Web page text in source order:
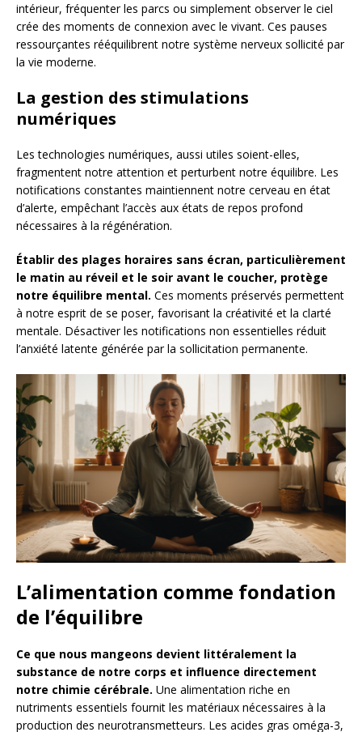
intérieur, fréquenter les parcs ou simplement observer le ciel
crée des moments de connexion avec le vivant. Ces pauses
ressourçantes rééquilibrent notre système nerveux sollicité par
la vie moderne.
La gestion des stimulations
numériques
Les technologies numériques, aussi utiles soient-elles,
fragmentent notre attention et perturbent notre équilibre. Les
notifications constantes maintiennent notre cerveau en état
d’alerte, empêchant l’accès aux états de repos profond
nécessaires à la régénération.
Établir des plages horaires sans écran, particulièrement
le matin au réveil et le soir avant le coucher, protège
notre équilibre mental. Ces moments préservés permettent
à notre esprit de se poser, favorisant la créativité et la clarté
mentale. Désactiver les notifications non essentielles réduit
l’anxiété latente générée par la sollicitation permanente.
L’alimentation comme fondation
de l’équilibre
Ce que nous mangeons devient littéralement la
substance de notre corps et influence directement
notre chimie cérébrale. Une alimentation riche en
nutriments essentiels fournit les matériaux nécessaires à la
production des neurotransmetteurs. Les acides gras oméga-3,